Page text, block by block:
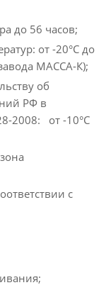
до 56 часов;
от -20°С до
МАССА-К);
об
РФ в
2008: от -10°С
с